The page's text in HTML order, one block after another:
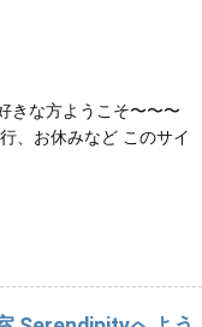
の情報サイト〜